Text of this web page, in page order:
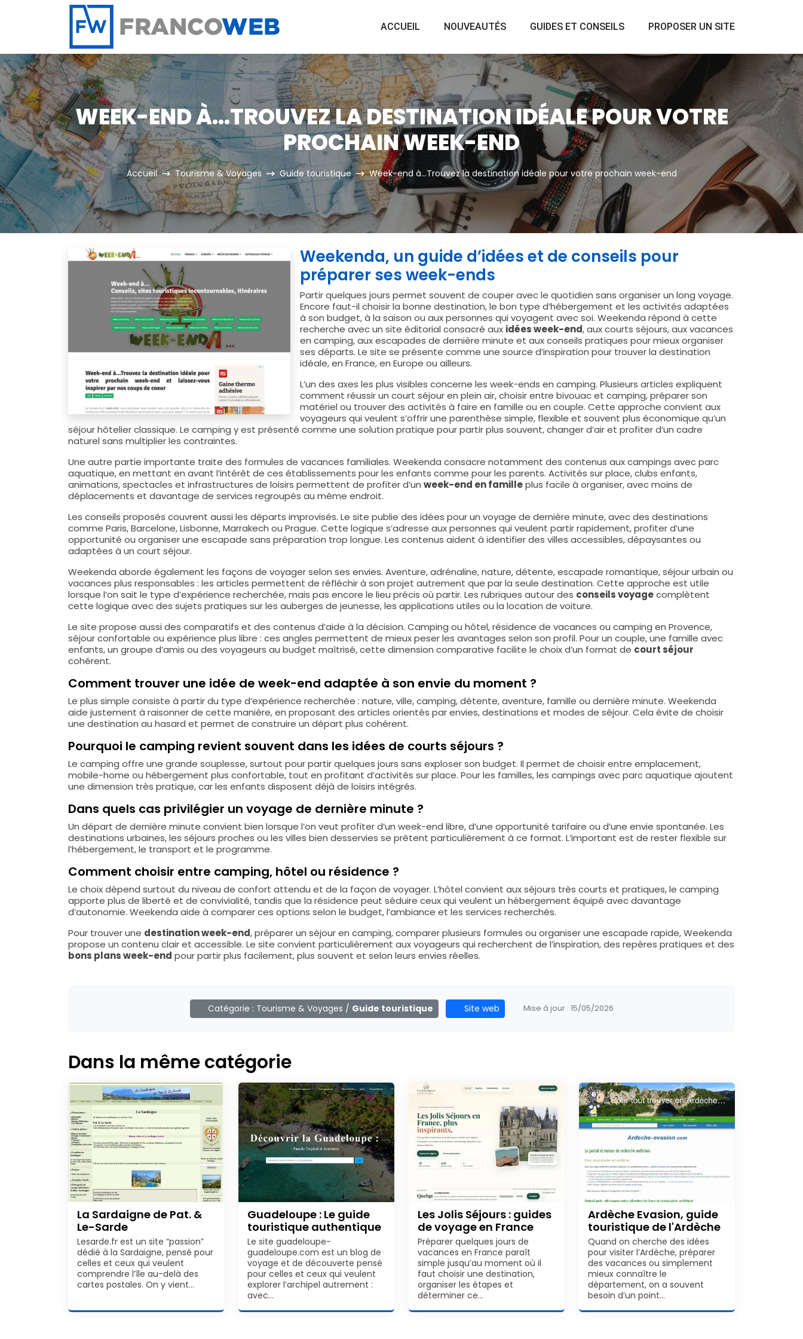
Panneau de gestion des cookies
ACCUEIL NOUVEAUTÉS GUIDES ET CONSEILS PROPOSER UN SITE
WEEK-END À...TROUVEZ LA DESTINATION IDÉALE POUR VOTRE
PROCHAIN WEEK-END
Accueil Tourisme & Voyages Guide touristique Week-end à...Trouvez la destination idéale pour votre prochain week-end
Weekenda, un guide d’idées et de conseils pour
préparer ses week-ends
Partir quelques jours permet souvent de couper avec le quotidien sans organiser un long voyage.
Encore faut-il choisir la bonne destination, le bon type d’hébergement et les activités adaptées
à son budget, à la saison ou aux personnes qui voyagent avec soi. Weekenda répond à cette
recherche avec un site éditorial consacré aux idées week-end, aux courts séjours, aux vacances
en camping, aux escapades de dernière minute et aux conseils pratiques pour mieux organiser
ses départs. Le site se présente comme une source d’inspiration pour trouver la destination
idéale, en France, en Europe ou ailleurs.
L’un des axes les plus visibles concerne les week-ends en camping. Plusieurs articles expliquent
comment réussir un court séjour en plein air, choisir entre bivouac et camping, préparer son
matériel ou trouver des activités à faire en famille ou en couple. Cette approche convient aux
voyageurs qui veulent s’offrir une parenthèse simple, flexible et souvent plus économique qu’un
séjour hôtelier classique. Le camping y est présenté comme une solution pratique pour partir plus souvent, changer d’air et profiter d’un cadre
naturel sans multiplier les contraintes.
Une autre partie importante traite des formules de vacances familiales. Weekenda consacre notamment des contenus aux campings avec parc
aquatique, en mettant en avant l’intérêt de ces établissements pour les enfants comme pour les parents. Activités sur place, clubs enfants,
animations, spectacles et infrastructures de loisirs permettent de profiter d’un week-end en familleplus facile à organiser, avec moins de
déplacements et davantage de services regroupés au même endroit.
Les conseils proposés couvrent aussi les départs improvisés. Le site publie des idées pour un voyage de dernière minute, avec des destinations
comme Paris, Barcelone, Lisbonne, Marrakech ou Prague. Cette logique s’adresse aux personnes qui veulent partir rapidement, profiter d’une
opportunité ou organiser une escapade sans préparation trop longue. Les contenus aident à identifier des villes accessibles, dépaysantes ou
adaptées à un court séjour.
Weekenda aborde également les façons de voyager selon ses envies. Aventure, adrénaline, nature, détente, escapade romantique, séjour urbain ou
vacances plus responsables : les articles permettent de réfléchir à son projet autrement que par la seule destination. Cette approche est utile
lorsque l’on sait le type d’expérience recherchée, mais pas encore le lieu précis où partir. Les rubriques autour des conseils voyagecomplètent
cette logique avec des sujets pratiques sur les auberges de jeunesse, les applications utiles ou la location de voiture.
Le site propose aussi des comparatifs et des contenus d’aide à la décision. Camping ou hôtel, résidence de vacances ou camping en Provence,
séjour confortable ou expérience plus libre : ces angles permettent de mieux peser les avantages selon son profil. Pour un couple, une famille avec
enfants, un groupe d’amis ou des voyageurs au budget maîtrisé, cette dimension comparative facilite le choix d’un format de court séjour
cohérent.
Comment trouver une idée de week-end adaptée à son envie du moment ?
Le plus simple consiste à partir du type d’expérience recherchée : nature, ville, camping, détente, aventure, famille ou dernière minute. Weekenda
aide justement à raisonner de cette manière, en proposant des articles orientés par envies, destinations et modes de séjour. Cela évite de choisir
une destination au hasard et permet de construire un départ plus cohérent.
Pourquoi le camping revient souvent dans les idées de courts séjours ?
Le camping offre une grande souplesse, surtout pour partir quelques jours sans exploser son budget. Il permet de choisir entre emplacement,
mobile-home ou hébergement plus confortable, tout en profitant d’activités sur place. Pour les familles, les campings avec parc aquatique ajoutent
une dimension très pratique, car les enfants disposent déjà de loisirs intégrés.
Dans quels cas privilégier un voyage de dernière minute ?
Un départ de dernière minute convient bien lorsque l’on veut profiter d’un week-end libre, d’une opportunité tarifaire ou d’une envie spontanée. Les
destinations urbaines, les séjours proches ou les villes bien desservies se prêtent particulièrement à ce format. L’important est de rester flexible sur
l’hébergement, le transport et le programme.
Comment choisir entre camping, hôtel ou résidence ?
Le choix dépend surtout du niveau de confort attendu et de la façon de voyager. L’hôtel convient aux séjours très courts et pratiques, le camping
apporte plus de liberté et de convivialité, tandis que la résidence peut séduire ceux qui veulent un hébergement équipé avec davantage
d’autonomie. Weekenda aide à comparer ces options selon le budget, l’ambiance et les services recherchés.
Pour trouver une destination week-end, préparer un séjour en camping, comparer plusieurs formules ou organiser une escapade rapide, Weekenda
propose un contenu clair et accessible. Le site convient particulièrement aux voyageurs qui recherchent de l’inspiration, des repères pratiques et des
bons plans week-end pour partir plus facilement, plus souvent et selon leurs envies réelles.
Catégorie : Tourisme & Voyages / Guide touristique Site web Mise à jour : 15/05/2026
Dans la même catégorie
La Sardaigne de Pat. &
Le-Sarde
Lesarde.fr est un site “passion”
dédié à la Sardaigne, pensé pour
celles et ceux qui veulent
comprendre l’île au-delà des
cartes postales. On y vient…
Guadeloupe : Le guide
touristique authentique
Le site guadeloupe-
guadeloupe.com est un blog de
voyage et de découverte pensé
pour celles et ceux qui veulent
explorer l’archipel autrement :
avec…
Les Jolis Séjours : guides
de voyage en France
Préparer quelques jours de
vacances en France paraît
simple jusqu’au moment où il
faut choisir une destination,
organiser les étapes et
déterminer ce…
Ardèche Evasion, guide
touristique de l'Ardèche
Quand on cherche des idées
pour visiter l’Ardèche, préparer
des vacances ou simplement
mieux connaître le
département, on a souvent
besoin d’un point…